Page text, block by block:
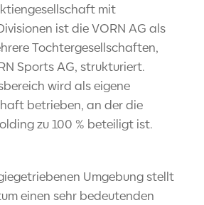
mit
ist die VORN AG als
Tochtergesellschaften,
Sports AG, strukturiert.
wird als eigene
betrieben, an der die
zu 100 % beteiligt ist.
Umgebung stellt
einen sehr bedeutenden